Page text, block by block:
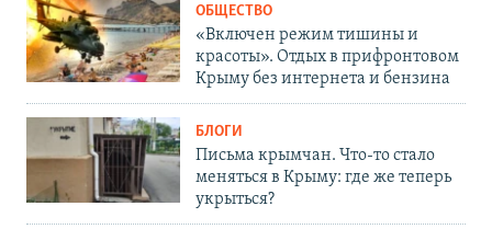
ОБЩЕСТВО
«Включен режим тишины и
красоты». Отдых в прифронтовом
Крыму без интернета и бензина
БЛОГИ
Письма крымчан. Что-то стало
меняться в Крыму: где же теперь
укрыться?